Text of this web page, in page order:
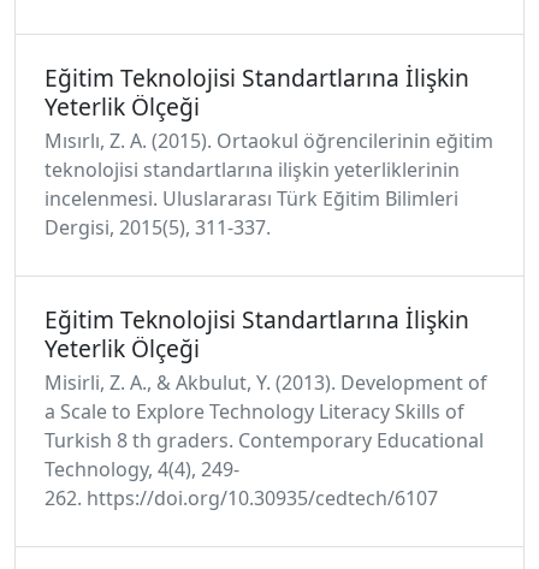
Eğitim Teknolojisi Standartlarına İlişkin
Yeterlik Ölçeği
Mısırlı, Z. A. (2015). Ortaokul öğrencilerinin eğitim
teknolojisi standartlarına ilişkin yeterliklerinin
incelenmesi. Uluslararası Türk Eğitim Bilimleri
Dergisi, 2015(5), 311-337.
Eğitim Teknolojisi Standartlarına İlişkin
Yeterlik Ölçeği
Misirli, Z. A., & Akbulut, Y. (2013). Development of
a Scale to Explore Technology Literacy Skills of
Turkish 8 th graders. Contemporary Educational
Technology, 4(4), 249-
262. https://doi.org/10.30935/cedtech/6107